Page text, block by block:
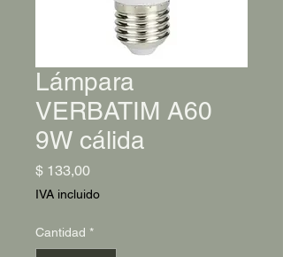
Lámpara
VERBATIM A60
9W cálida
$ 133,00Precio
IVA incluido
Cantidad *